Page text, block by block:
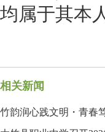
均属于其本
相关新闻
竹韵润心践文明・青